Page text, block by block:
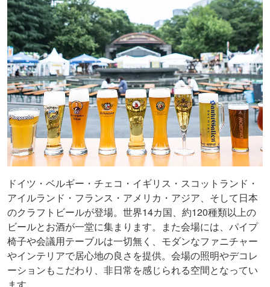
ドイツ・ベルギー・チェコ・イギリス・スコットランド・
アイルランド・フランス・アメリカ・アジア、そして日本
のクラフトビールが登場。世界14カ国、約120種類以上の
ビールとお酒が一堂に集まります。また会場には、パイプ
椅子や会議用テーブルは一切無く、モダンなファニチャー
やインテリアで居心地の良さを提供。会場の照明やデコレ
ーションもこだわり、非日常を感じられる空間となってい